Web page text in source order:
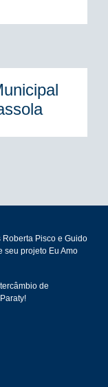
Pisco e Guido
seu projeto Eu Amo
de